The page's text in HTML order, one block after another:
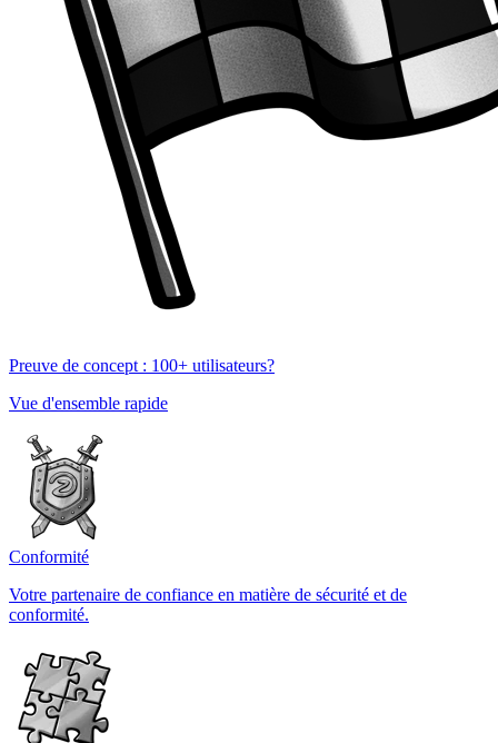
Preuve de concept : 100+ utilisateurs?
Vue d'ensemble rapide
Conformité
Votre partenaire de confiance en matière de sécurité et de
conformité.